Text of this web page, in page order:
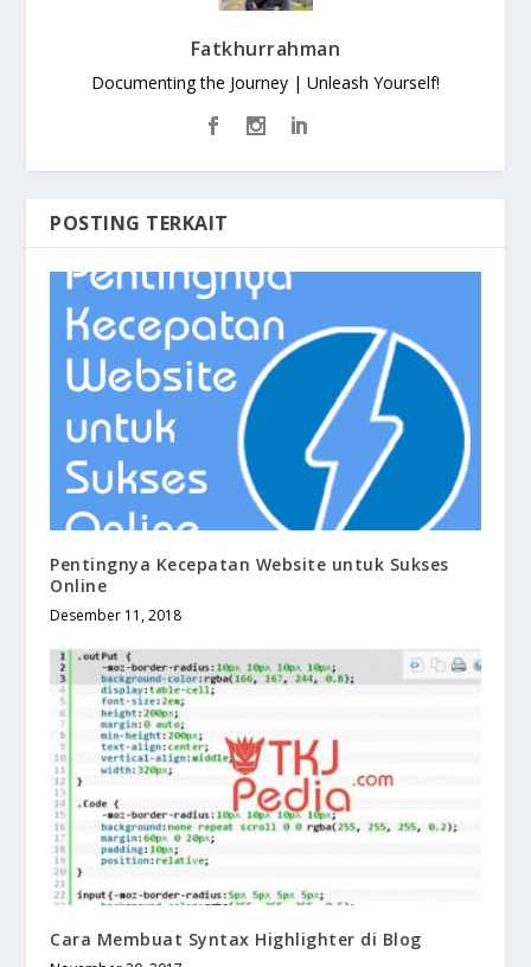
Fatkhurrahman
Documenting the Journey | Unleash Yourself!
POSTING TERKAIT
Pentingnya Kecepatan Website untuk Sukses
Online
Desember 11, 2018
Cara Membuat Syntax Highlighter di Blog